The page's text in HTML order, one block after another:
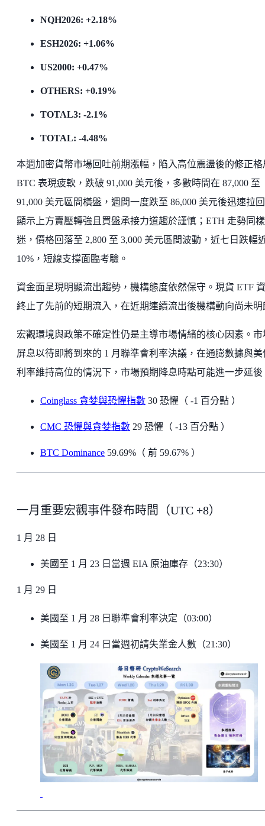
NQH2026: +2.18%
ESH2026: +1.06%
US2000: +0.47%
OTHERS: +0.19%
TOTAL3: -2.1%
TOTAL: -4.48%
本週加密貨幣市場回吐前期漲幅，陷入高位震盪後的修正格
BTC 表現疲軟，跌破 91,000 美元後，多數時間在 87,000 至
91,000 美元區間橫盤，週間一度跌至 86,000 美元後迅速拉
顯示上方賣壓轉強且買盤承接力道趨於謹慎；ETH 走勢同
迷，價格回落至 2,800 至 3,000 美元區間波動，近七日跌幅
10%，短線支撐面臨考驗。
資金面呈現明顯流出趨勢，機構態度依然保守。現貨 ETF
終止了先前的短期流入，在近期連續流出後機構動向尚未明
宏觀環境與政策不確定性仍是主導市場情緒的核心因素。市
屏息以待即將到來的 1 月聯準會利率決議，在通膨數據與美
利率維持高位的情況下，市場預期降息時點可能進一步延後
Coinglass 貪婪與恐懼指數 30 恐懼（ -1 百分點 ）
CMC 恐懼與貪婪指數 29 恐懼（ -13 百分點 ）
BTC Dominance 59.69%（ 前 59.67% ）
一月重要宏觀事件發布時間（UTC +8）
1 月 28 日
美國至 1 月 23 日當週 EIA 原油庫存（23:30）
1 月 29 日
美國至 1 月 28 日聯準會利率決定（03:00）
美國至 1 月 24 日當週初請失業金人數（21:30）